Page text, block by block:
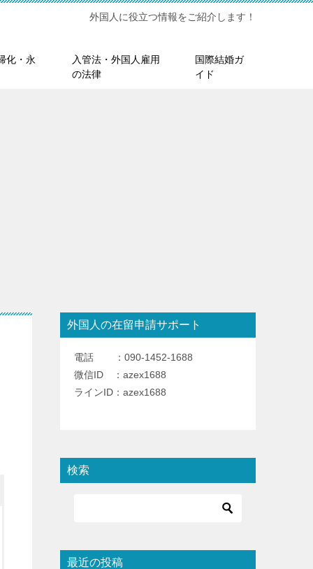
外国人に役立つ情報をご紹介します！
化・永
入管法・外国人雇用
の法律
国際結婚ガ
イド
外国人の在留申請サポート
電話 ：090-1452-1688
微信ID ：azex1688
ラインID：azex1688
検索
最近の投稿